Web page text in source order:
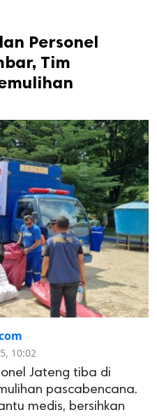
Personel
Tim
10:02
Jateng tiba di
pascabencana.
medis, bersihkan